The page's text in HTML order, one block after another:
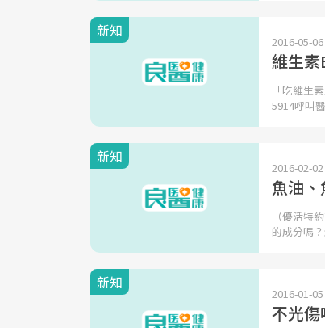
新知
2016-05-06
維生
「吃維生
5914呼叫
新知
2016-02-02
魚油
（優活特
的成分嗎
新知
2016-01-05
不光